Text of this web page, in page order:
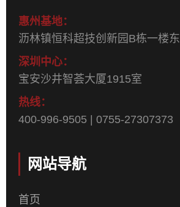
惠州基地：
沥林镇恒科超技创新园B栋一楼东
深圳中心：
宝安沙井智荟大厦1915室
热线：
400-996-9505 | 0755-27307373
网站导航
首页